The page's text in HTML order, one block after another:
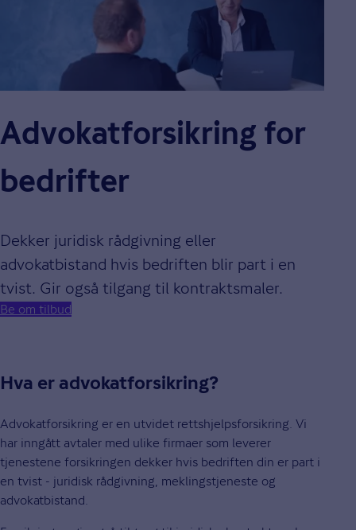
Advokatforsikring for
bedrifter
Dekker juridisk rådgivning eller
advokatbistand hvis bedriften blir part i en
tvist. Gir også tilgang til kontraktsmaler.
Be om tilbud
Hva er advokatforsikring?
Advokatforsikring er en utvidet rettshjelpsforsikring. Vi
har inngått avtaler med ulike firmaer som leverer
tjenestene forsikringen dekker hvis bedriften din er part i
en tvist - juridisk rådgivning, meklingstjeneste og
advokatbistand.